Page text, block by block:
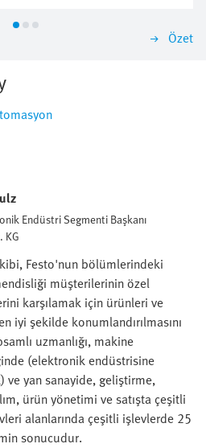
Özet
Endüstri Segmenti Başkanı
KG
Festo'nun bölümlerindeki
müşterilerinin özel
karşılamak için ürünleri ve
iyi şekilde konumlandırılmasını
uzmanlığı, makine
(elektronik endüstrisine
ve yan sanayide, geliştirme,
ürün yönetimi ve satışta çeşitli
alanlarında çeşitli işlevlerde 25
sonucudur.